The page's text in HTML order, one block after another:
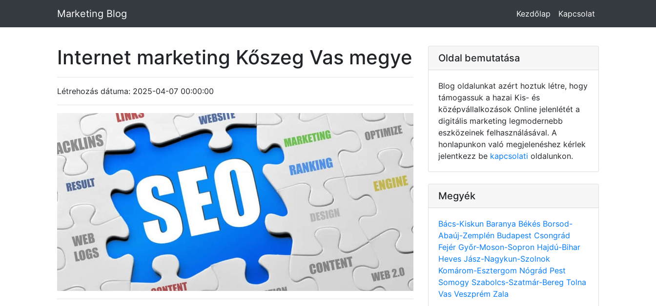
Marketing Blog Kezdőlap Kapcsolat
Internet marketing Kőszeg Vas megye
Létrehozás dátuma: 2025-04-07 00:00:00
Oldal bemutatása
Blog oldalunkat azért hoztuk létre, hogy
támogassuk a hazai Kis- és
középvállalkozások Online jelenlétét a
digitális marketing legmodernebb
eszközeinek felhasználásával. A
honlapunkon való megjelenéshez kérlek
jelentkezz be kapcsolati oldalunkon.
Megyék
Bács-Kiskun Baranya Békés Borsod-
Abaúj-Zemplén Budapest Csongrád
Fejér Győr-Moson-Sopron Hajdú-Bihar
Heves Jász-Nagykun-Szolnok
Komárom-Esztergom Nógrád Pest
Somogy Szabolcs-Szatmár-Bereg Tolna
Vas Veszprém Zala